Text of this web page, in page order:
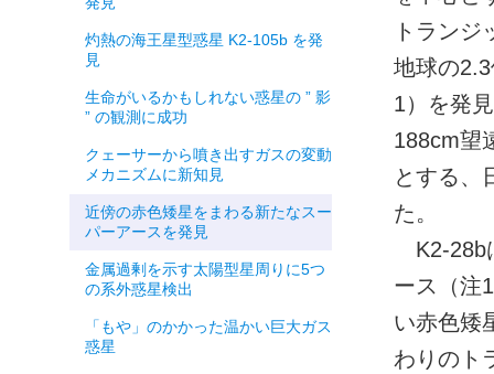
トラン
地球の
1）を発
188cm望
とする、
た。
K2-28b
ース（注
い赤色矮
わりのト
灼熱の海王星型惑星 K2-105b を発
見
生命がいるかもしれない惑星の ” 影
” の観測に成功
クェーサーから噴き出すガスの変動
メカニズムに新知見
近傍の赤色矮星をまわる新たなスー
パーアースを発見
金属過剰を示す太陽型星周りに5つ
の系外惑星検出
「もや」のかかった温かい巨大ガス
惑星